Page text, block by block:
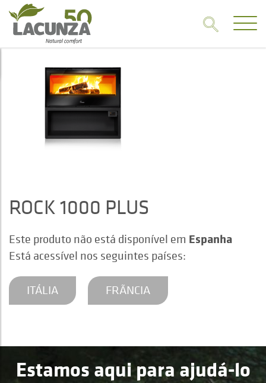
ROCK 1000 PLUS
Este produto não está disponível em Espanha
Está acessível nos seguintes países:
ITÁLIA FRÃNCIA
Estamos aqui para ajudá-lo